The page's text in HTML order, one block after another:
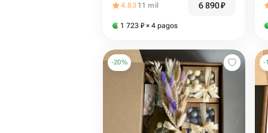
4.83 11 mil 6 890₽
1 723 ₽ × 4 pagos
-20% -